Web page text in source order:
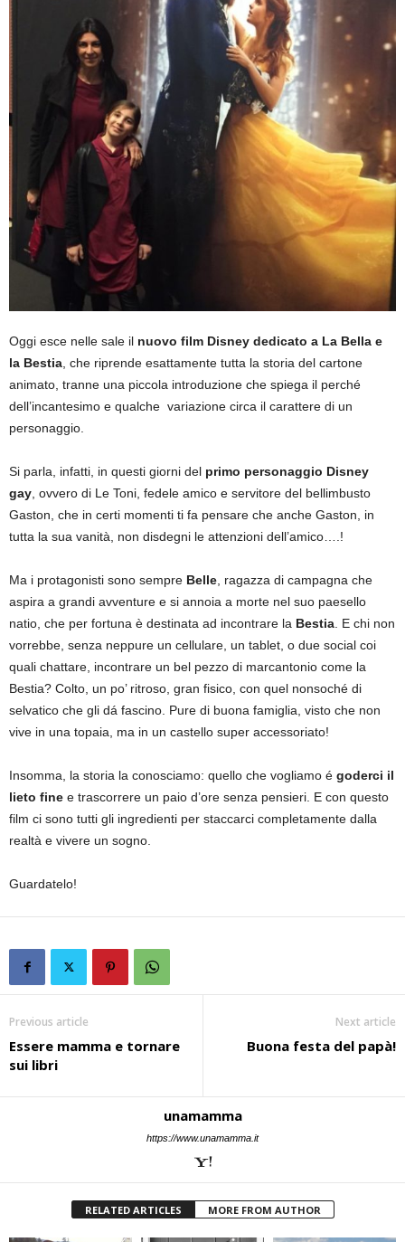
Oggi esce nelle sale il nuovo film Disney dedicato a La Bella e
la Bestia , che riprende esattamente tutta la storia del cartone
animato, tranne una piccola introduzione che spiega il perché
dell’incantesimo e qualche variazione circa il carattere di un
personaggio.
Si parla, infatti, in questi giorni del primo personaggio Disney
gay , ovvero di Le Toni, fedele amico e servitore del bellimbusto
Gaston, che in certi momenti ti fa pensare che anche Gaston, in
tutta la sua vanità, non disdegni le attenzioni dell’amico….!
Ma i protagonisti sono sempre Belle , ragazza di campagna che
aspira a grandi avventure e si annoia a morte nel suo paesello
natio, che per fortuna è destinata ad incontrare la Bestia . E chi non
vorrebbe, senza neppure un cellulare, un tablet, o due social coi
quali chattare, incontrare un bel pezzo di marcantonio come la
Bestia? Colto, un po’ ritroso, gran fisico, con quel nonsoché di
selvatico che gli dá fascino. Pure di buona famiglia, visto che non
vive in una topaia, ma in un castello super accessoriato!
Insomma, la storia la conosciamo: quello che vogliamo é goderci il
lieto fine e trascorrere un paio d’ore senza pensieri. E con questo
film ci sono tutti gli ingredienti per staccarci completamente dalla
realtà e vivere un sogno.
Guardatelo!
Previous article
Essere mamma e tornare
sui libri
Next article
Buona festa del papà!
unamamma
https://www.unamamma.it
RELATED ARTICLES MORE FROM AUTHOR